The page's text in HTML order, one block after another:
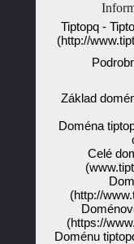
Tiptopq -
(http://
Základ
Doména
Celé
(http://
(https://
Doménu